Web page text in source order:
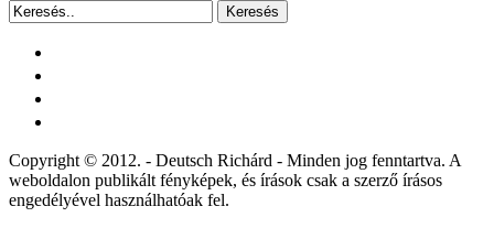
Keresés
Copyright © 2012. - Deutsch Richárd - Minden jog fenntartva. A
weboldalon publikált fényképek, és írások csak a szerző írásos
engedélyével használhatóak fel.